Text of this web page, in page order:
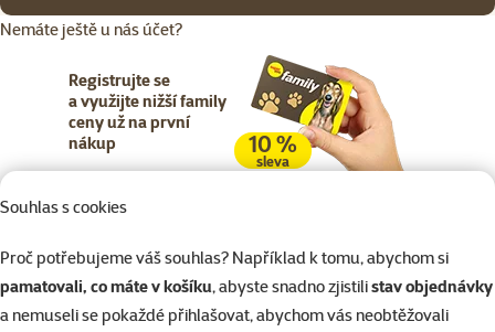
Souhlas s cookies
Proč potřebujeme váš souhlas? Například k tomu, abychom si
pamatovali, co máte v košíku, abyste snadno zjistilistav objednávky
a nemuseli se pokaždé přihlašovat, abychom vás neobtěžovali
Nemáte ještě u nás účet?
Registrujte se
a využijte nižší family
ceny už na první
nákup
10 %
sleva